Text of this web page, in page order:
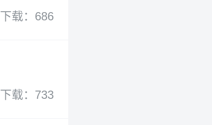
下载：686
下载：733